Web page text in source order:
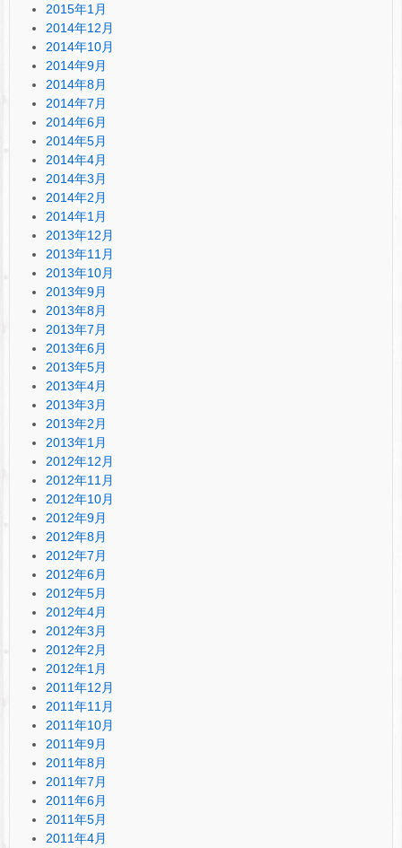
2015年1月
2014年12月
2014年10月
2014年9月
2014年8月
2014年7月
2014年6月
2014年5月
2014年4月
2014年3月
2014年2月
2014年1月
2013年12月
2013年11月
2013年10月
2013年9月
2013年8月
2013年7月
2013年6月
2013年5月
2013年4月
2013年3月
2013年2月
2013年1月
2012年12月
2012年11月
2012年10月
2012年9月
2012年8月
2012年7月
2012年6月
2012年5月
2012年4月
2012年3月
2012年2月
2012年1月
2011年12月
2011年11月
2011年10月
2011年9月
2011年8月
2011年7月
2011年6月
2011年5月
2011年4月